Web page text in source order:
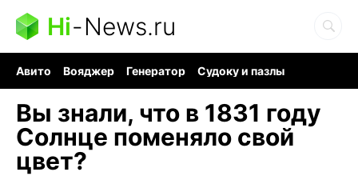
Hi-News.ru
Авито Вояджер Генератор
Судоку и пазлы
Вы знали, что в 1831 году
Солнце поменяло свой
цвет?